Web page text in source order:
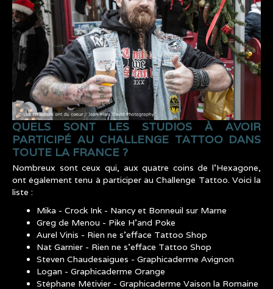
QUELS SONT LES STUDIOS À AVOIR
PARTICIPÉ AU CHALLENGE TATTOO DANS
TOUTE LA FRANCE ?
Nombreux sont ceux qui, aux quatre coins de l’Hexagone,
ont également tenu à participer au Challenge Tattoo. Voici la
liste :
Mika - Crock Ink - Nancy et Bonneuil sur Marne
Greg de Menou - Pike H’and Poke
Aurel Vinis - Rien ne s’efface Tattoo Shop
Nat Garnier - Rien ne s’efface Tattoo Shop
Steven Chaudesaigues - Graphicaderme Avignon
Logan - Graphicaderme Orange
Stéphane Métivier - Graphicaderme Vaison la Romaine